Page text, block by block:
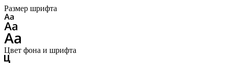
Размер шрифта
Цвет фона и шрифта